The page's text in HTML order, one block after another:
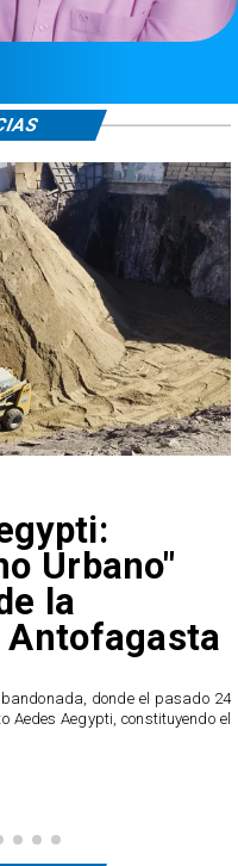
Urbano"
la
donde el pasado 24
Aegypti, constituyendo el